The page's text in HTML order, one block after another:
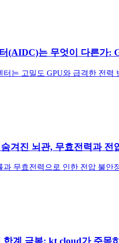
(AIDC)는 무엇이 다른가:
는 고밀도 GPU와 급격한 전
겨진 뇌관, 무효전력과 전
무효전력으로 인한 전압 불
계 극복: kt cloud가 주목